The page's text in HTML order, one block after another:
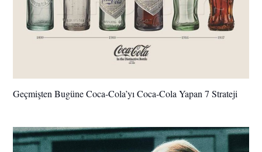
Geçmişten Bugüne Coca-Cola’yı Coca-Cola Yapan 7 Strateji